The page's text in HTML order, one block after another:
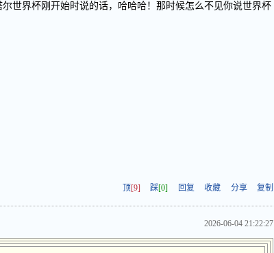
世界杯刚开始时说的话，哈哈哈！那时候怎么不见你说世界杯
顶[9] 踩[0] 回复 收藏 分享 复制
2026-06-04 21:22:27